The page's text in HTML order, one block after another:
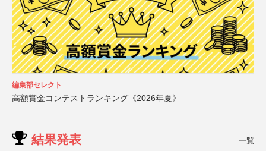
編集部セレクト
高額賞金コンテストランキング《2026年夏》
結果発表 一覧